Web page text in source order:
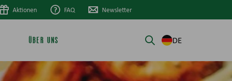
ÜBER UNS DE
Aktionen FAQ Newsletter